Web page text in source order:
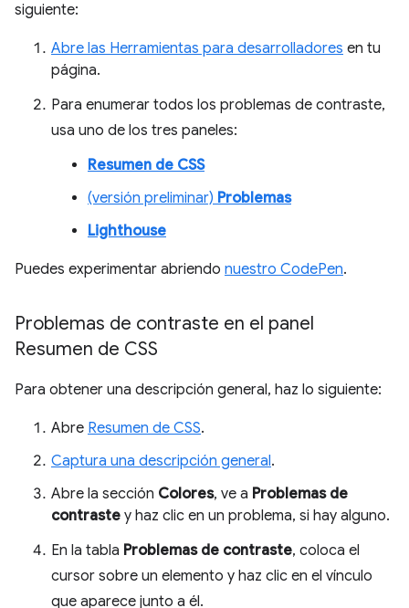
siguiente:
Abre las Herramientas para desarrolladores en tu
página.
Para enumerar todos los problemas de contraste,
usa uno de los tres paneles:
Resumen de CSS
(versión preliminar) Problemas
Lighthouse
Puedes experimentar abriendo nuestro CodePen.
Problemas de contraste en el panel
Resumen de CSS
Para obtener una descripción general, haz lo siguiente:
Abre Resumen de CSS.
Captura una descripción general.
Abre la sección Colores, ve a Problemas de
contraste y haz clic en un problema, si hay alguno.
En la tabla Problemas de contraste, coloca el
cursor sobre un elemento y haz clic en el vínculo
que aparece junto a él.